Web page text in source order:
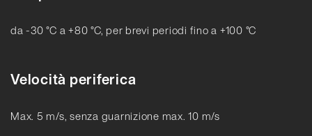
da -30 °C a +80 °C, per brevi periodi fino a +100 °C
Velocità periferica
Max. 5 m/s, senza guarnizione max. 10 m/s